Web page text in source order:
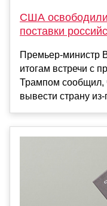
США
поставки
Премьер-министр
итогам встречи с
Трампом сообщил,
вывести страну из-